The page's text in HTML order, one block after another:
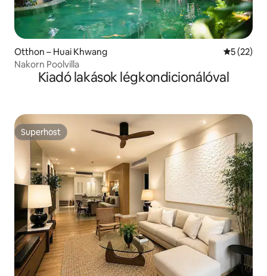
Otthon – Huai Khwang Átlagos
5 (22)
Nakorn Poolvilla
Kiadó lakások légkondicionálóval
Superhost
Superhost